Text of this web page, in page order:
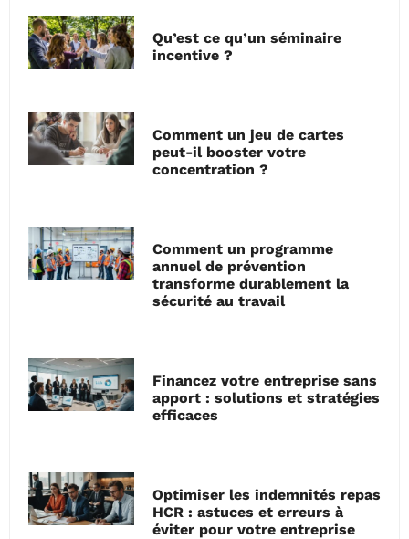
Qu’est ce qu’un séminaire
incentive ?
Comment un jeu de cartes
peut-il booster votre
concentration ?
Comment un programme
annuel de prévention
transforme durablement la
sécurité au travail
Financez votre entreprise sans
apport : solutions et stratégies
efficaces
Optimiser les indemnités repas
HCR : astuces et erreurs à
éviter pour votre entreprise